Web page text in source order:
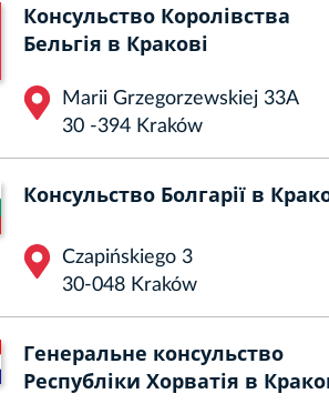
Консульство Королівства
Бельгія в Кракові
Marii Grzegorzewskiej 33A
30 -394 Kraków
Консульство Болгарії в
Czapińskiego 3
30-048 Kraków
Генеральне консульство
Республіки Хорватія в